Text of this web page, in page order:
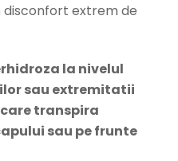
extrem de
la nivelul
sau extremitatii
transpira
sau pe frunte